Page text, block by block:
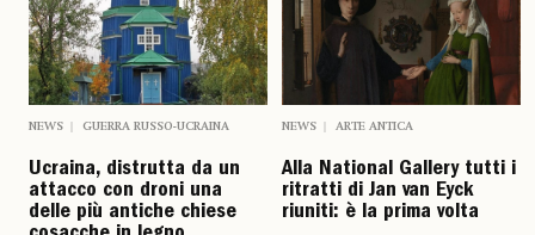
NEWS GUERRA RUSSO-UCRAINA
Ucraina, distrutta da un
attacco con droni una
delle più antiche chiese
NEWS ARTE ANTICA
Alla National Gallery tutti i
ritratti di Jan van Eyck
riuniti: è la prima volta